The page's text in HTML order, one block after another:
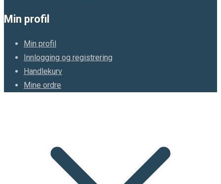
Min profil
Min profil
Innlogging og registrering
Handlekurv
Mine ordre